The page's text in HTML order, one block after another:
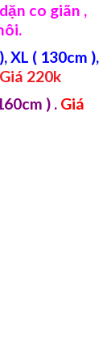
co giãn ,
XL ( 130cm ),
Giá 220k
) . Giá